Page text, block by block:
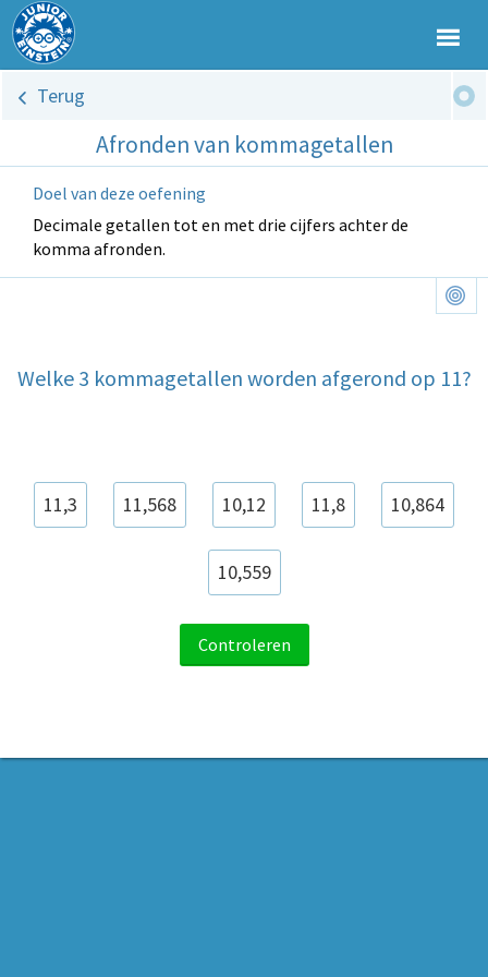
Terug
Afronden van kommagetallen
Doel van deze oefening
Decimale getallen tot en met drie cijfers achter de
komma afronden.
Welke 3 kommagetallen worden afgerond op 11?
11,3 11,568 10,12 11,8 10,864
10,559